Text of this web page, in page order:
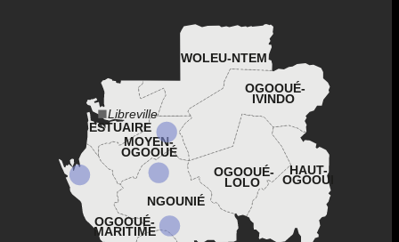
OGOOUÉ-
MARITIME
NGOUNIÉ
OGOOUÉ-
LOLO
HAUT-
OGOOUÉ
MOYEN-
OGOOUÉ
ESTUAIRE
OGOOUÉ-
IVINDO
WOLEU-NTEM
Libreville